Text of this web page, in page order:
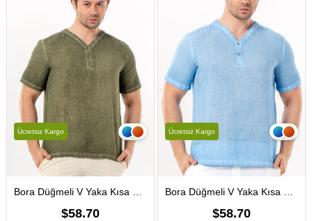
$58.70
Ücretsiz Kargo
$58.70
Ücretsiz Kargo